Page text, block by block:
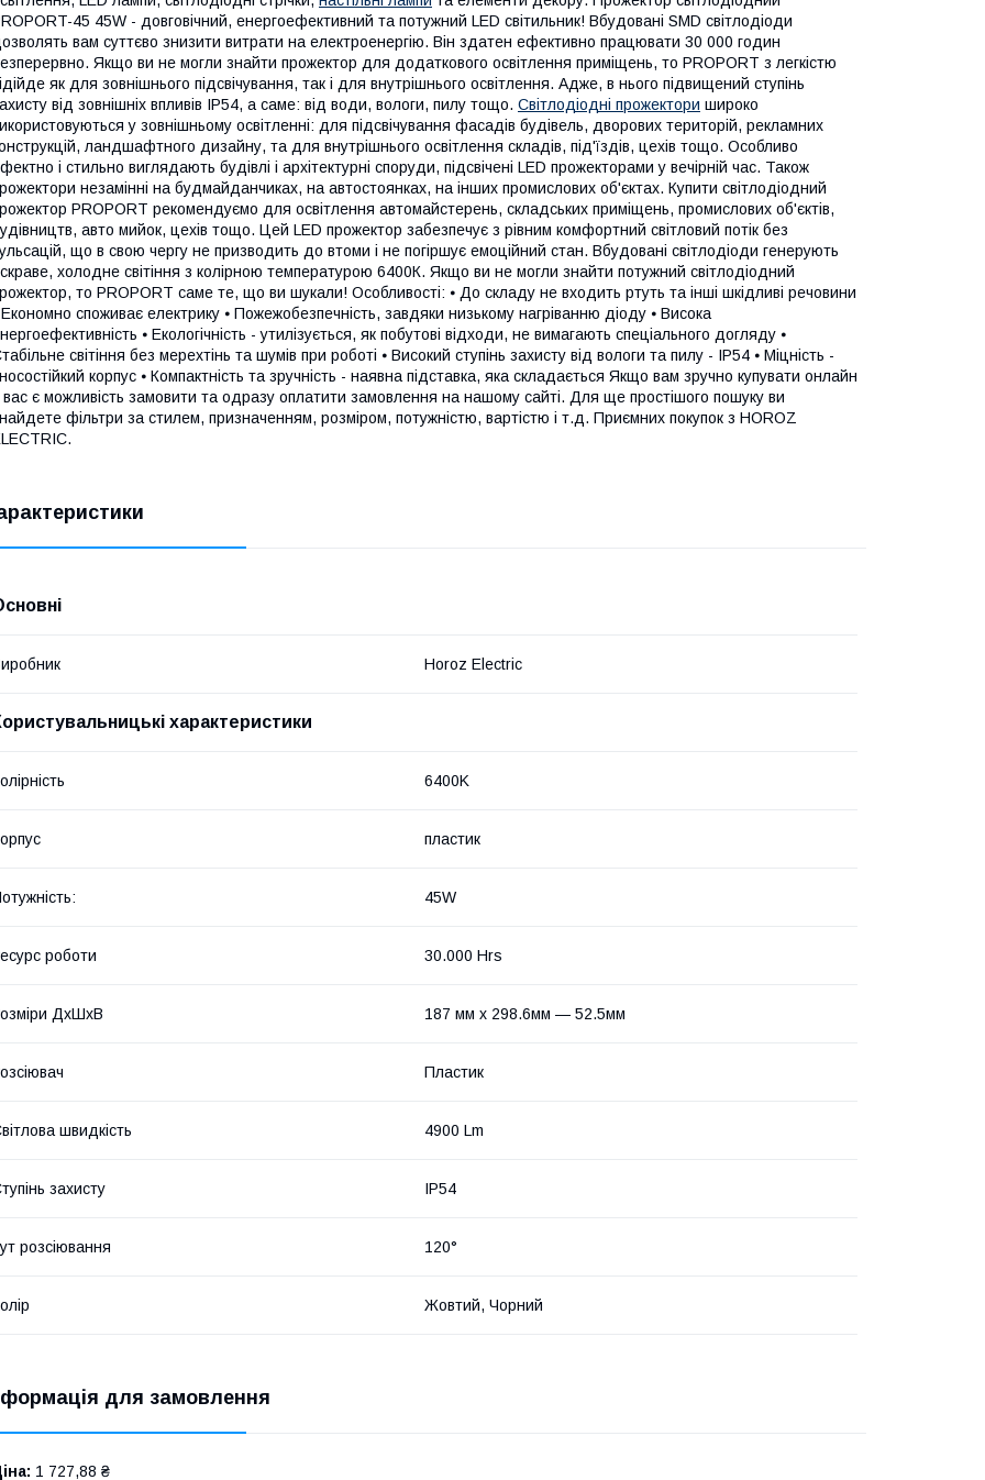
45 45W - довговічний, енергоефективний та потужний LED світильник! Вбудовані SMD світлодіоди
вам суттєво знизити витрати на електроенергію. Він здатен ефективно працювати 30 000 годин
Якщо ви не могли знайти прожектор для додаткового освітлення приміщень, то PROPORT з легкістю
як для зовнішнього підсвічування, так і для внутрішнього освітлення. Адже, в нього підвищений ступінь
від зовнішніх впливів IP54, а саме: від води, вологи, пилу тощо. Світлодіодні прожектори широко
у зовнішньому освітленні: для підсвічування фасадів будівель, дворових територій, рекламних
ландшафтного дизайну, та для внутрішнього освітлення складів, під'їздів, цехів тощо. Особливо
і стильно виглядають будівлі і архітектурні споруди, підсвічені LED прожекторами у вечірній час. Також
незамінні на будмайданчиках, на автостоянках, на інших промислових об'єктах. Купити світлодіодний
PROPORT рекомендуємо для освітлення автомайстерень, складських приміщень, промислових об'єктів,
авто мийок, цехів тощо. Цей LED прожектор забезпечує з рівним комфортний світловий потік без
що в свою чергу не призводить до втоми і не погіршує емоційний стан. Вбудовані світлодіоди генерують
холодне світіння з колірною температурою 6400К. Якщо ви не могли знайти потужний світлодіодний
то PROPORT саме те, що ви шукали! Особливості: ⦁ До складу не входить ртуть та інші шкідливі речовини
Економно споживає електрику ⦁ Пожежобезпечність, завдяки низькому нагріванню діоду ⦁ Висока
⦁ Екологічність - утилізується, як побутові відходи, не вимагають спеціального догляду ⦁
світіння без мерехтінь та шумів при роботі ⦁ Високий ступінь захисту від вологи та пилу - ІР54 ⦁ Міцність -
корпус ⦁ Компактність та зручність - наявна підставка, яка складається Якщо вам зручно купувати онлайн
вас є можливість замовити та одразу оплатити замовлення на нашому сайті. Для ще простішого пошуку ви
фільтри за стилем, призначенням, розміром, потужністю, вартістю і т.д. Приємних покупок з HOROZ
Horoz Electric
характеристики
6400K
пластик
45W
роботи 30.000 Hrs
ДхШхВ 187 мм х 298.6мм — 52.5мм
Пластик
швидкість 4900 Lm
захисту IP54
розсіювання 120°
Жовтий, Чорний
для замовлення
1 727,88 ₴